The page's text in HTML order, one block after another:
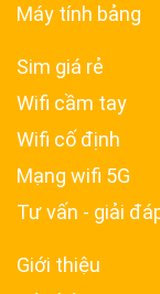
Máy tính bảng
Sim giá rẻ
Wifi cầm tay
Wifi cố định
Mạng wifi 5G
Tư vấn - giải
Giới thiệu